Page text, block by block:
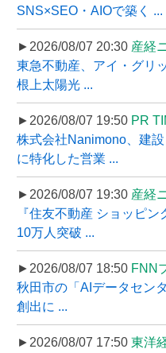
SNS×SEO・AIOで築く ...
►2026/08/07 20:30 産経
東急不動産、アイ・グリ
根上太陽光 ...
►2026/08/07 19:50 PR
株式会社Nanimono、建
に特化した営業 ...
►2026/08/07 19:30 産経
『住友不動産 ショッピ
10万人突破 ...
►2026/08/07 18:50 FNN
秋田市の「AIデータセン
創出に ...
►2026/08/07 17:50 東洋